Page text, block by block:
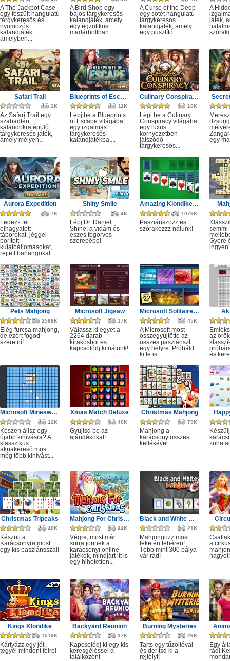
A The Jackpot Case
egy feszült hangulatú
tárgykeresős és
nyomozós
kalandjáték,
amelyben...
A Bird Shop egy
bájos tárgykeresős
kalandjáték, amely
egy egzotikus
madárboltban...
A Curse of the Deep
egy sötét hangulatú
tárgykeresős
kalandjáték, amely
egy pusztító...
A
játék,
Safari Trail
2K
Az Safari Trail egy
szabadtéri
kalandokra épülő
tárgykeresős játék,
amely mélyen...
Blueprints of Escape
11K
Lépj be a Blueprints
of Escape világába,
egy izgalmas
tárgykeresős
kalandjátékba,...
Culinary Conspiracy
10K
Lépj be a Culinary
Conspiracy világába,
egy luxus
környezetben
játszódó
tárgykeresős...
egy
Aurora Expedition
7K
Fedezz fel
elhagyatott
táborokat, jéggel
borított
kutatóállomásokat,
rejtett barlangokat...
Shiny Smile
4K
Lépj Dr. Daniel
Shine, a vidám és
eszes fogorvos
szerepébe!
Amazing Klondike Solitaire
1079K
Pasziánszozz és
szórakozzz nálunk!
semmi
Gyere
ingyen
Pets Mahjong
2568K
Elég furcsa mahjong,
de ezért fogod
szeretni!
Microsoft Jigsaw
17K
Válassz ki egyet a
2264 darab
kirakósból és
kapcsolódj ki nálunk!
Microsoft Solitaire Collection
45K
A Microsoft most
összegyűjtötte az
összes pasziánszt
egy helyre. Próbáld
ki te is...
az örök
és
Microsoft Minesweeper
12K
Készen állsz egy
újabb kihívásra? A
klasszikus
aknakereső most
még több kihívást...
Xmas Match Deluxe
40K
Gyűjtsd be az
ajándékokat!
Christmas Mahjong
79K
Mahjong a
karácsony összes
kellékével.
Christmas Tripeaks
40K
Készülj a
Karácsonyra most
egy kis pasziánsszal!
Mahjong For Christmas
44K
Végre, most már
sorra jönnek a
karácsonyi online
játékok, mindjárt itt is
egy hihetetlen...
Black and White Mahjong 3
21K
Mahjongozz most
feketén fehéren!
Több mint 300 pálya
vár rád!
a
nagyot!
Kings Klondike
1519K
Kártyázz egy jót,
tegyél mindent félre!
Backyard Reunion
37K
Kapcsolódj ki egy kis
keresgéléssel a
találkozón!
Burning Mysteries
29K
Tarts egy tűzoltóval
és derítsd ki a
rejtélyt!
Egy
rád!